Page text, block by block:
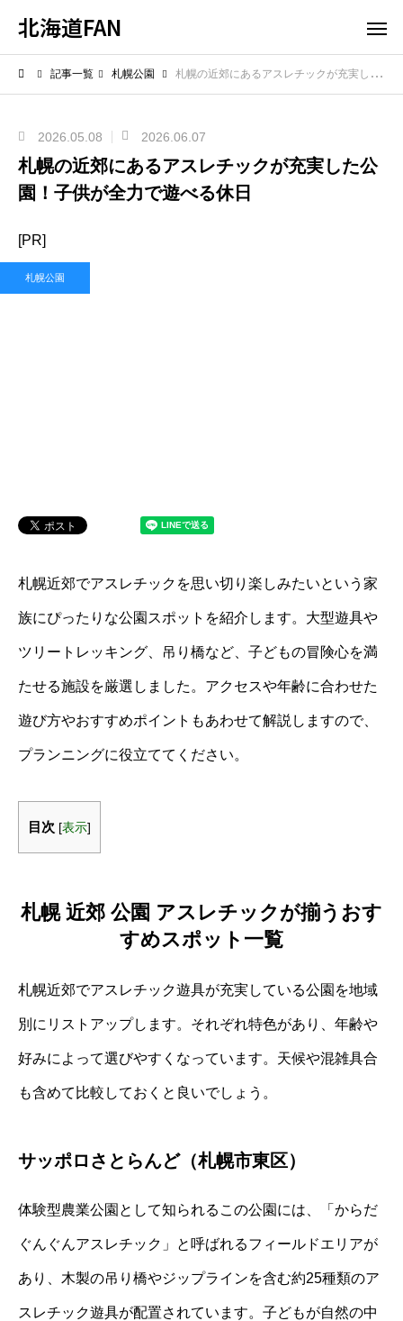
北海道FAN
記事一覧 札幌公園 札幌の近郊にあるアスレチックが充実した公園！子供が全力で遊べる休日
2026.05.08 2026.06.07
札幌の近郊にあるアスレチックが充実した公
園！子供が全力で遊べる休日
[PR]
札幌公園
札幌近郊でアスレチックを思い切り楽しみたいという家
族にぴったりな公園スポットを紹介します。大型遊具や
ツリートレッキング、吊り橋など、子どもの冒険心を満
たせる施設を厳選しました。アクセスや年齢に合わせた
遊び方やおすすめポイントもあわせて解説しますので、
プランニングに役立ててください。
目次 [表示]
札幌 近郊 公園 アスレチックが揃うおす
すめスポット一覧
札幌近郊でアスレチック遊具が充実している公園を地域
別にリストアップします。それぞれ特色があり、年齢や
好みによって選びやすくなっています。天候や混雑具合
も含めて比較しておくと良いでしょう。
サッポロさとらんど（札幌市東区）
体験型農業公園として知られるこの公園には、「からだ
ぐんぐんアスレチック」と呼ばれるフィールドエリアが
あり、木製の吊り橋やジップラインを含む約25種類のア
スレチック遊具が配置されています。子どもが自然の中